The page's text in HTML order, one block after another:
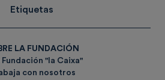
Etiquetas
LA FUNDACIÓN
Fundación "la Caixa"
con nosotros